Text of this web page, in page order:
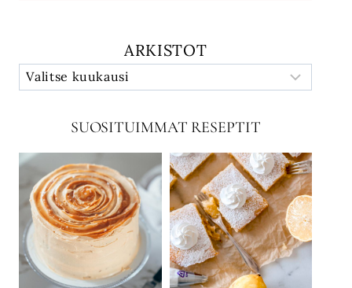
ARKISTOT
SUOSITUIMMAT RESEPTIT